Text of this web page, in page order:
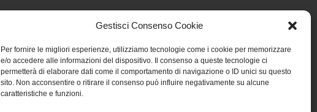
Gestisci Consenso Cookie
Per fornire le migliori esperienze, utilizziamo tecnologie come i cookie per memorizzare
e/o accedere alle informazioni del dispositivo. Il consenso a queste tecnologie ci
permetterà di elaborare dati come il comportamento di navigazione o ID unici su questo
sito. Non acconsentire o ritirare il consenso può influire negativamente su alcune
caratteristiche e funzioni.